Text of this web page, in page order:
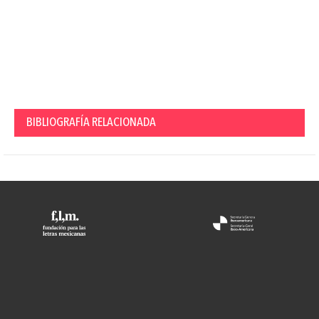
BIBLIOGRAFÍA RELACIONADA